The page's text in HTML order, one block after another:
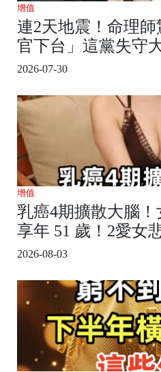
增值
連2天地震！命理
官下台」這黨失守
2026-07-30
增值
乳癌4期擴散大腦！
享年 51 歲！2愛女
2026-08-03